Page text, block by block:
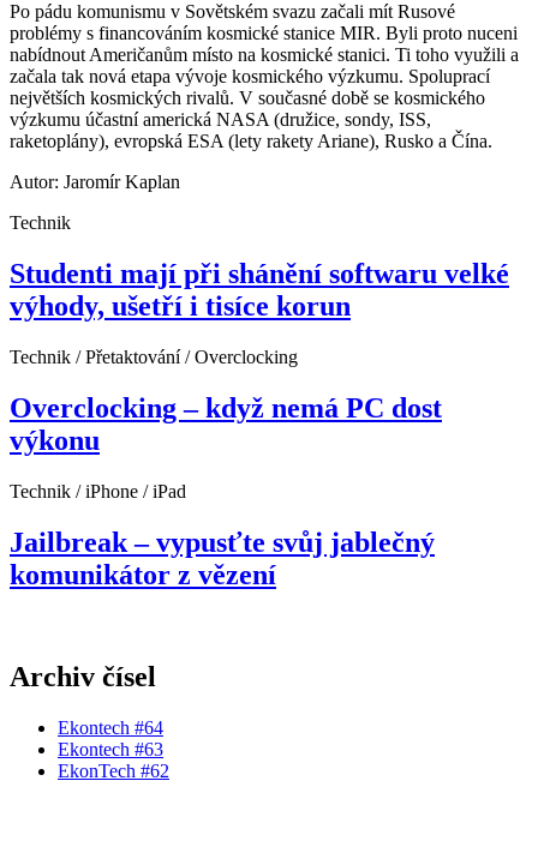
Po pádu komunismu v Sovětském svazu začali mít Rusové
problémy s financováním kosmické stanice MIR. Byli proto nuceni
nabídnout Američanům místo na kosmické stanici. Ti toho využili a
začala tak nová etapa vývoje kosmického výzkumu. Spoluprací
největších kosmických rivalů. V současné době se kosmického
výzkumu účastní americká NASA (družice, sondy, ISS,
raketoplány), evropská ESA (lety rakety Ariane), Rusko a Čína.
Autor: Jaromír Kaplan
Technik
Studenti mají při shánění softwaru velké
výhody, ušetří i tisíce korun
Technik / Přetaktování / Overclocking
Overclocking – když nemá PC dost
výkonu
Technik / iPhone / iPad
Jailbreak – vypusťte svůj jablečný
komunikátor z vězení
Archiv čísel
Ekontech #64
Ekontech #63
EkonTech #62